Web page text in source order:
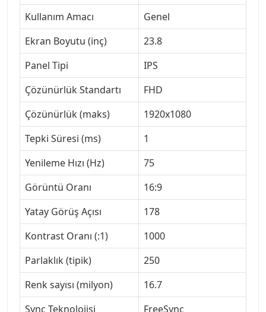
Kullanım Amacı
Genel
Ekran Boyutu (inç)
23.8
Panel Tipi
IPS
Çözünürlük Standartı
FHD
Çözünürlük (maks)
1920x1080
Tepki Süresi (ms)
1
Yenileme Hızı (Hz)
75
Görüntü Oranı
16:9
Yatay Görüş Açısı
178
Kontrast Oranı (:1)
1000
Parlaklık (tipik)
250
Renk sayısı (milyon)
16.7
Sync Teknolojisi
FreeSync